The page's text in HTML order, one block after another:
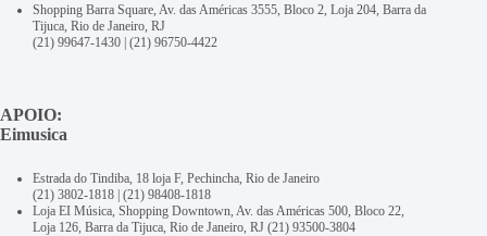
Shopping Barra Square, Av. das Américas 3555, Bloco 2, Loja 204, Barra da
Tijuca, Rio de Janeiro, RJ
(21) 99647-1430 | (21) 96750-4422
APOIO:
Eimusica
Estrada do Tindiba, 18 loja F, Pechincha, Rio de Janeiro
(21) 3802-1818 | (21) 98408-1818
Loja EI Música, Shopping Downtown, Av. das Américas 500, Bloco 22,
Loja 126, Barra da Tijuca, Rio de Janeiro, RJ (21) 93500-3804